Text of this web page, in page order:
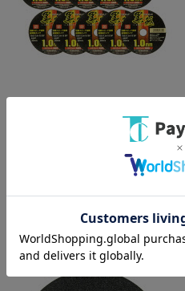
SK11 切断砥石 黒砥 10枚